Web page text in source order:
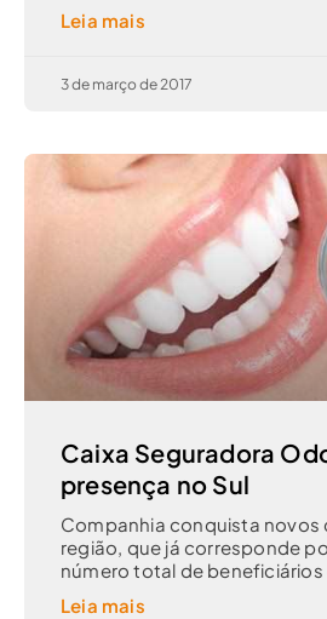
Leia mais
3 de março de 2017
Caixa Seguradora
presença no Sul
Companhia conquista novos
região, que já corresponde
número total de beneficiários
Leia mais